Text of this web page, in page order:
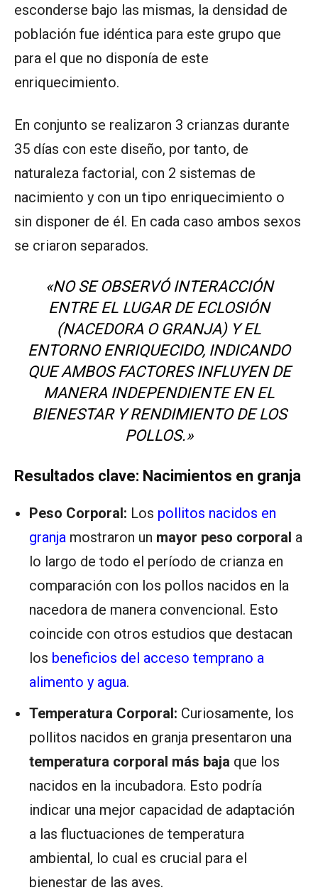
esconderse bajo las mismas, la densidad de
población fue idéntica para este grupo que
para el que no disponía de este
enriquecimiento.
En conjunto se realizaron 3 crianzas durante
35 días con este diseño, por tanto, de
naturaleza factorial, con 2 sistemas de
nacimiento y con un tipo enriquecimiento o
sin disponer de él. En cada caso ambos sexos
se criaron separados.
«NO SE OBSERVÓ INTERACCIÓN
ENTRE EL LUGAR DE ECLOSIÓN
(NACEDORA O GRANJA) Y EL
ENTORNO ENRIQUECIDO, INDICANDO
QUE AMBOS FACTORES INFLUYEN DE
MANERA INDEPENDIENTE EN EL
BIENESTAR Y RENDIMIENTO DE LOS
POLLOS.»
Resultados clave: Nacimientos en granja
Peso Corporal: Los pollitos nacidos en
granja mostraron un mayor peso corporal a
lo largo de todo el período de crianza en
comparación con los pollos nacidos en la
nacedora de manera convencional. Esto
coincide con otros estudios que destacan
los beneficios del acceso temprano a
alimento y agua.
Temperatura Corporal: Curiosamente, los
pollitos nacidos en granja presentaron una
temperatura corporal más baja que los
nacidos en la incubadora. Esto podría
indicar una mejor capacidad de adaptación
a las fluctuaciones de temperatura
ambiental, lo cual es crucial para el
bienestar de las aves.